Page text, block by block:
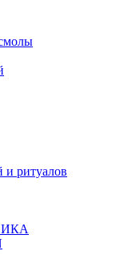
и ритуалов